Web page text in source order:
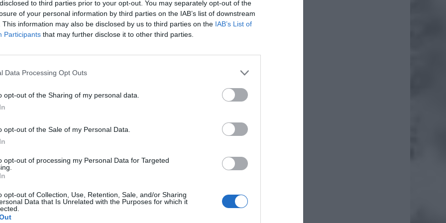
to third parties prior to your opt-out. You may separately opt-out of the
of your personal information by third parties on the IAB’s list of downstream
This information may also be disclosed by us to third parties on the IAB’s List of
Participants that may further disclose it to other third parties.
Data Processing Opt Outs
opt-out of the Sharing of my personal data.
opt-out of the Sale of my Personal Data.
opt-out of processing my Personal Data for Targeted
opt-out of Collection, Use, Retention, Sale, and/or Sharing
Data that Is Unrelated with the Purposes for which it
o 17:15 rozpoczęliśmy astronimiczną wiosnę, a już niedługo zmieniamy
RÓWNIEŻ: